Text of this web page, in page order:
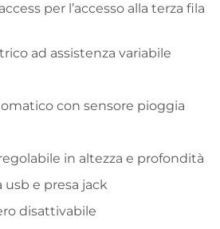
per l’accesso alla terza fila
ad assistenza variabile
con sensore pioggia
in altezza e profondità
e presa jack
disattivabile